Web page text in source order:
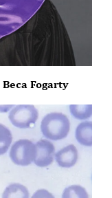
Fogarty